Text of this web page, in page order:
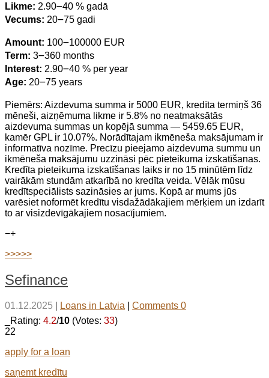
Likme: 2.90౼40 % gadā
Vecums: 20౼75 gadi
Amount: 100౼100000 EUR
Term: 3౼360 months
Interest: 2.90౼40 % per year
Age: 20౼75 years
Piemērs: Aizdevuma summa ir 5000 EUR, kredīta termiņš 36
mēneši, aizņēmuma likme ir 5.8% no neatmaksātās
aizdevuma summas un kopējā summa — 5459.65 EUR,
kamēr GPL ir 10.07%. Norādītajam ikmēneša maksājumam ir
informatīva nozīme. Precīzu pieejamo aizdevuma summu un
ikmēneša maksājumu uzzināsi pēc pieteikuma izskatīšanas.
Kredīta pieteikuma izskatīšanas laiks ir no 15 minūtēm līdz
vairākām stundām atkarībā no kredīta veida. Vēlāk mūsu
kredītspeciālists sazināsies ar jums. Kopā ar mums jūs
varēsiet noformēt kredītu visdažādākajiem mērķiem un izdarīt
to ar visizdevīgākajiem nosacījumiem.
−+
>>>>>
Sefinance
01.12.2025 Loans in Latvia
Comments 0
_Rating: 4.2/10 (Votes: 33)
22
apply for a loan
saņemt kredītu